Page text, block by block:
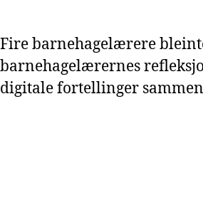
Fire barnehagelærere
barnehagelærernes
digitale fortellinger